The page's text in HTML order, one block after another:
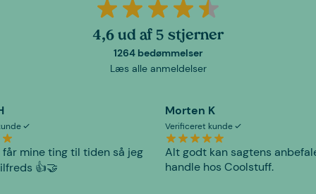
4,6 ud af 5 stjerner
1264 bedømmelser
Læs alle anmeldelser
får mine ting til tiden så jeg
👍🤝
Morten K
Verificeret kunde
Alt godt kan sagtens
handle hos Coolstuff.